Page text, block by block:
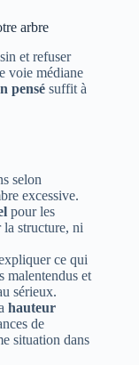
arbre
et refuser
voie médiane
pensé suffit à
selon
excessive.
pour les
la structure, ni
ce qui
malentendus et
sérieux.
hauteur
de
situation dans